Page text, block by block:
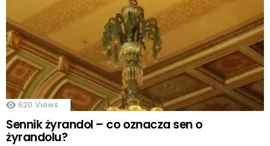
620 Views
Sennik żyrandol – co oznacza sen o
żyrandolu?